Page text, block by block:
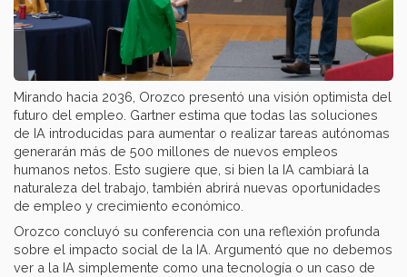
Mirando hacia 2036, Orozco presentó una visión optimista del
futuro del empleo. Gartner estima que todas las soluciones
de IA introducidas para aumentar o realizar tareas autónomas
generarán más de 500 millones de nuevos empleos
humanos netos. Esto sugiere que, si bien la IA cambiará la
naturaleza del trabajo, también abrirá nuevas oportunidades
de empleo y crecimiento económico.
Orozco concluyó su conferencia con una reflexión profunda
sobre el impacto social de la IA. Argumentó que no debemos
ver a la IA simplemente como una tecnología o un caso de